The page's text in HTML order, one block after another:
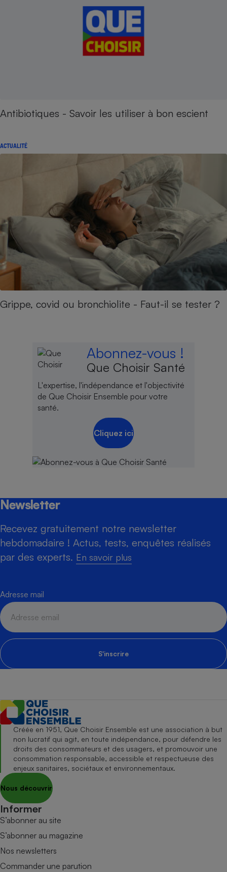
Antibiotiques - Savoir les utiliser à bon escient
ACTUALITÉ
Grippe, covid ou bronchiolite - Faut-il se tester ?
Abonnez-vous !
Que Choisir Santé
L'expertise, l'indépendance et l'objectivité
de Que Choisir Ensemble pour votre
santé.
Cliquez ici
Newsletter
Recevez gratuitement notre newsletter
hebdomadaire ! Actus, tests, enquêtes réalisés
par des experts. En savoir plus
Adresse mail
S'inscrire
Créée en 1951, Que Choisir Ensemble est une association à but
non lucratif qui agit, en toute indépendance, pour défendre les
droits des consommateurs et des usagers, et promouvoir une
consommation responsable, accessible et respectueuse des
enjeux sanitaires, sociétaux et environnementaux.
Nous découvrir
Informer
S’abonner au site
S’abonner au magazine
Nos newsletters
Commander une parution